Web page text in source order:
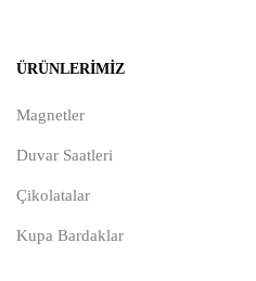
ÜRÜNLERIMIZ
Magnetler
Duvar Saatleri
Çikolatalar
Kupa Bardaklar